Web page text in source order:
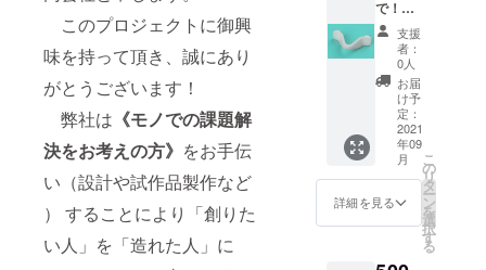
このプロジェクトに御興
味を持って頂き、誠にあり
がとうございます！
弊社は 《モノでの課題解
決をお考えの方》 をお手伝
い（設計や試作品製作など
） することにより「創りた
い人」を「造れた人」に
ト達成
により
製作す
る金型
で成型
した製
品 ２
個 ※
こちら
は2021
年9月よ
り順次
発送の
り順次
発送い
たしま
す。 ②
プロ
ジェク
ト達成
により
製作す
る金型
で成型
した製
品 8個
※こち
は成型
品と同
じで３D
プリン
ト造形
品で
す。
金型に
よる成
型品が
出来る
までこ
で！応
援コー
ス（３D
プリン
ト造形
品＋成
型品＋
御礼
メー
ル）】
①製品
仕様の
３Dプリ
ント造
支援
者：
0人
お届
け予
定：
2021
年09
月
詳細を見る
こ
の
リ
タ
ー
ン
を
選
択
す
る